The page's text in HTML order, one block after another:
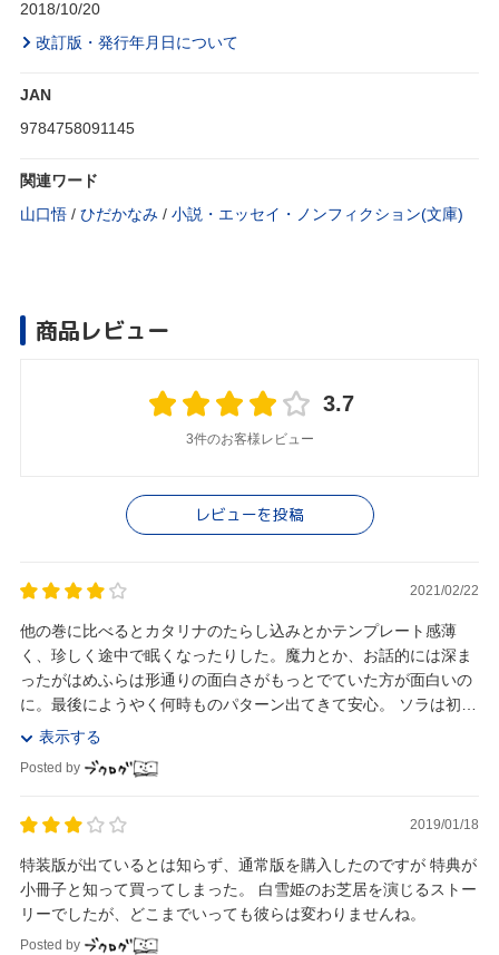
2018/10/20
改訂版・発行年月日について
JAN
9784758091145
関連ワード
山口悟 / ひだかなみ / 小説・エッセイ・ノンフィクション(文庫)
商品レビュー
3.7
3件のお客様レビュー
レビューを投稿
2021/02/22
他の巻に比べるとカタリナのたらし込みとかテンプレート感薄
く、珍しく途中で眠くなったりした。魔力とか、お話的には深ま
ったがはめふらは形通りの面白さがもっとでていた方が面白いの
に。最後にようやく何時ものパターン出てきて安心。 ソラは初出
以来ずっとカタリナと登場していて、仕事ばっかりさ...
表示する
Posted by
2019/01/18
特装版が出ているとは知らず、通常版を購入したのですが 特典が
小冊子と知って買ってしまった。 白雪姫のお芝居を演じるストー
リーでしたが、どこまでいっても彼らは変わりませんね。
Posted by